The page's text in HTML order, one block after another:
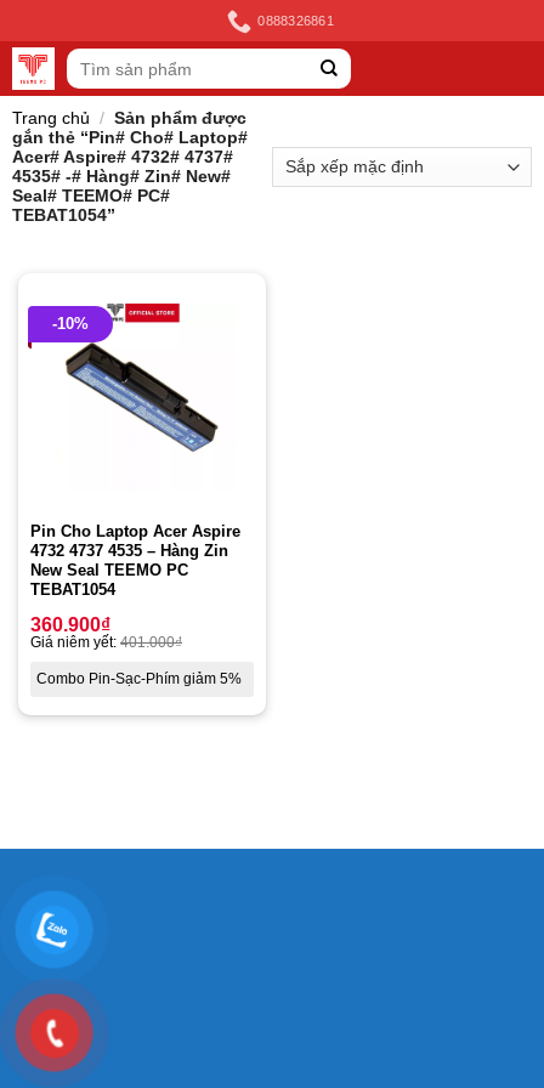
to
content
0888326861
Tìm
kiếm:
Trang chủ / Sản phẩm được
gắn thẻ “Pin# Cho# Laptop#
Acer# Aspire# 4732# 4737#
4535# -# Hàng# Zin# New#
Seal# TEEMO# PC#
TEBAT1054”
-10%
Pin Cho Laptop Acer Aspire
4732 4737 4535 – Hàng Zin
New Seal TEEMO PC
TEBAT1054
360.900₫
Giá niêm yết: 401.000₫
Combo Pin-Sạc-Phím giảm 5%